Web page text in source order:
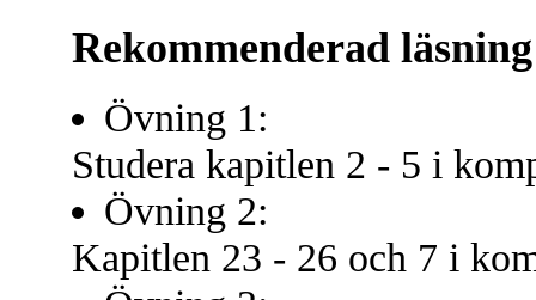
Rekommenderad
Övning 1:
Studera kapitlen 2 - 5 i
Övning 2:
Kapitlen 23 - 26 och 7 i